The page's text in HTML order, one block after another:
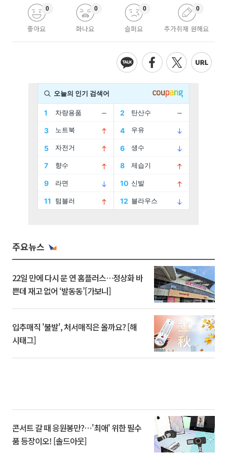
좋아요
0
화나요
0
슬퍼요
0
추가취재 원해요
0
주요뉴스
22일 만에 다시 문 연 홈플러스…정상화 바
쁜데 재고 없어 ‘발동동’[가보니]
입추매직 '불발', 처서매직은 올까요? [해
시태그]
콘서트 갈 때 응원봉만?⋯'최애' 위한 필수
품 등장이오! [솔드아웃]